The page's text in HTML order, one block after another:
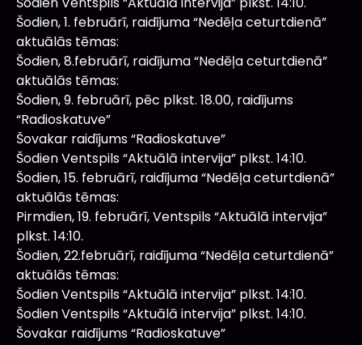
Šodien, 1. februārī, raidījuma “Nedēļa ceturtdienā”
aktuālās tēmas:
Šodien, 8.februārī, raidījuma “Nedēļa ceturtdienā”
aktuālās tēmas:
Šodien, 9. februārī, pēc plkst. 18.00, raidījums
“Radioskatuve”
Šovakar raidījums “Radioskatuve”
Šodien Ventspils “Aktuālā intervija” plkst. 14:10.
Šodien, 15. februārī, raidījuma “Nedēļa ceturtdienā”
aktuālās tēmas:
Pirmdien, 19. februārī, Ventspils “Aktuālā intervija”
plkst. 14:10.
Šodien, 22.februārī, raidījuma “Nedēļa ceturtdienā”
aktuālās tēmas:
Šodien Ventspils “Aktuālā intervija” plkst. 14:10.
Šodien Ventspils “Aktuālā intervija” plkst. 14:10.
Šovakar raidījums “Radioskatuve”